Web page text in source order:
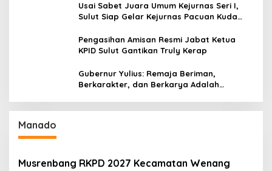
Usai Sabet Juara Umum Kejurnas Seri I,
Sulut Siap Gelar Kejurnas Pacuan Kuda
Pengasihan Amisan Resmi Jabat Ketua
KPID Sulut Gantikan Truly Kerap
Gubernur Yulius: Remaja Beriman,
Berkarakter, dan Berkarya Adalah
Manado
Musrenbang RKPD 2027 Kecamatan Wenang